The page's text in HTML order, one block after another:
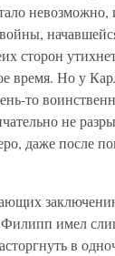
сторон
время. Но у
то
не
даже после
имел
в